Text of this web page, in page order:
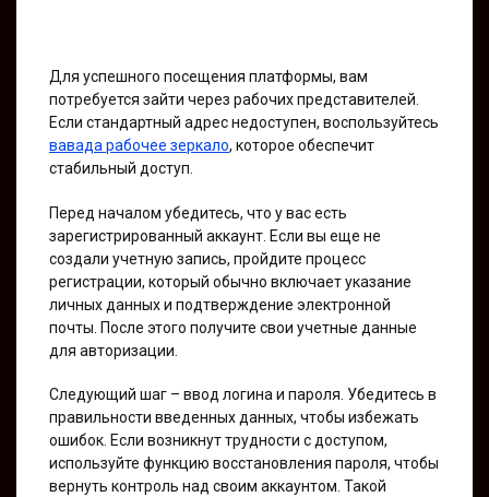
Для успешного посещения платформы, вам
потребуется зайти через рабочих представителей.
Если стандартный адрес недоступен, воспользуйтесь
вавада рабочее зеркало, которое обеспечит
стабильный доступ.
Перед началом убедитесь, что у вас есть
зарегистрированный аккаунт. Если вы еще не
создали учетную запись, пройдите процесс
регистрации, который обычно включает указание
личных данных и подтверждение электронной
почты. После этого получите свои учетные данные
для авторизации.
Следующий шаг – ввод логина и пароля. Убедитесь в
правильности введенных данных, чтобы избежать
ошибок. Если возникнут трудности с доступом,
используйте функцию восстановления пароля, чтобы
вернуть контроль над своим аккаунтом. Такой